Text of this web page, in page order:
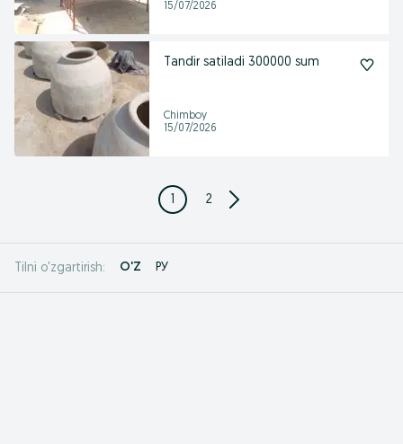
15/07/2026
Tandir satiladi 300000 sum
Chimboy
15/07/2026
1 2
Tilni o'zgartirish: O'Z РУ